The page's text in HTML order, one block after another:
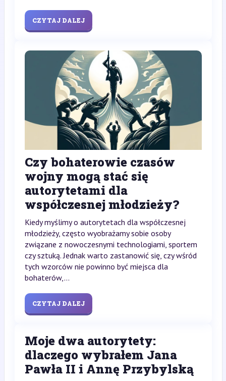
CZYTAJ DALEJ
Czy bohaterowie czasów
wojny mogą stać się
autorytetami dla
współczesnej młodzieży?
Kiedy myślimy o autorytetach dla współczesnej
młodzieży, często wyobrażamy sobie osoby
związane z nowoczesnymi technologiami, sportem
czy sztuką. Jednak warto zastanowić się, czy wśród
tych wzorców nie powinno być miejsca dla
bohaterów,...
CZYTAJ DALEJ
Moje dwa autorytety:
dlaczego wybrałem Jana
Pawła II i Annę Przybylską